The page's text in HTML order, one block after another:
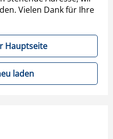
Vielen Dank für Ihre
Hauptseite
laden